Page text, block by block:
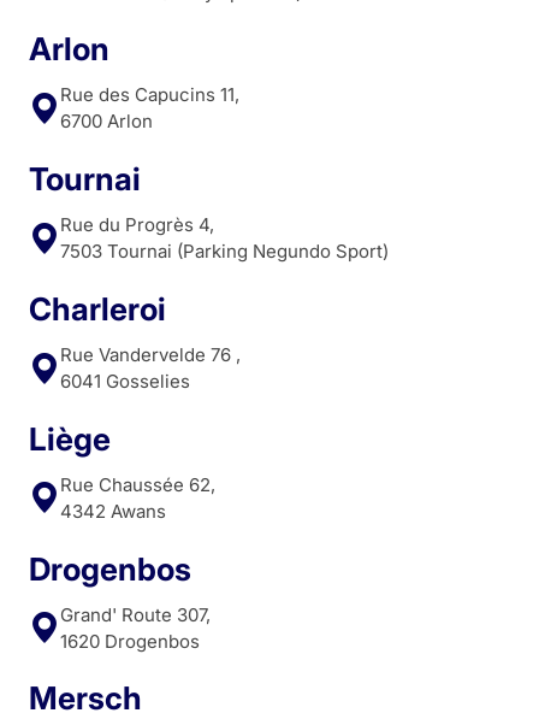
Arlon
Rue des Capucins 11,
6700 Arlon
Tournai
Rue du Progrès 4,
7503 Tournai (Parking Negundo Sport)
Charleroi
Rue Vandervelde 76 ,
6041 Gosselies
Liège
Rue Chaussée 62,
4342 Awans
Drogenbos
Grand' Route 307,
1620 Drogenbos
Mersch